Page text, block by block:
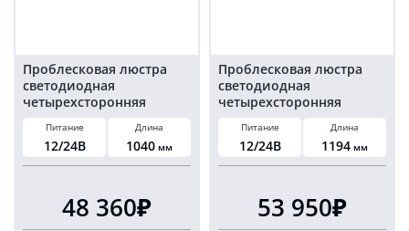
Проблесковая люстра
светодиодная
четырехсторонняя
оранжевая 104 см
Питание
12/24В
Длина
1040 мм
48 360₽
Проблесковая люстра
светодиодная
четырехсторонняя
оранжевая 120 см
Питание
12/24В
Длина
1194 мм
53 950₽